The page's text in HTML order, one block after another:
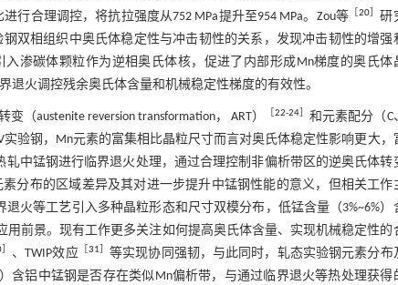
行合理调控，将抗拉强度从752 MPa提升至954 MPa。Zou等［20 ］研
钢双相组织中奥氏体稳定性与冲击韧性的关系，发现冲击韧性的增强
入渗碳体颗粒作为逆相奥氏体核，促进了内部形成Mn梯度的奥氏体
火调控残余奥氏体含量和机械稳定性梯度的有效性。
（austenite reversion transformation， ART） ［22-24 ］和元素配分（C
V实验钢，Mn元素的富集相比晶粒尺寸而言对奥氏体稳定性影响更大，
轧中锰钢进行临界退火处理，通过合理控制非偏析带区的逆奥氏体转
素分布的区域差异及其对进一步提升中锰钢性能的意义，但相关工作
火等工艺引入多种晶粒形态和尺寸双模分布，低锰含量（3%~6%）
前景。现有工作更多关注如何提高奥氏体含量、实现机械稳定性的
］ 、TWIP效应［ 31 ］等实现协同强韧，与此同时，轧态实验钢元素分布
含铝中锰钢是否存在类似Mn偏析带，与通过临界退火等热处理获得